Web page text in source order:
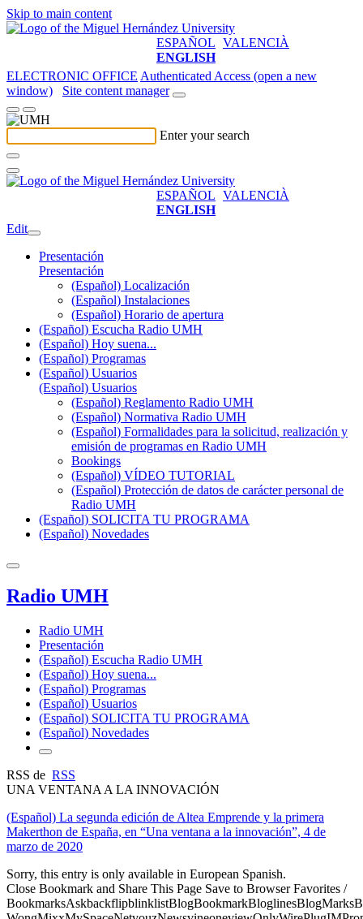
Skip to main content
ESPAÑOL VALENCIÀ
ENGLISH
ELECTRONIC OFFICE Authenticated Access (open a new
window)
Site content manager
Enter your search
ESPAÑOL VALENCIÀ
ENGLISH
Edit
Presentación
Presentación
(Español) Localización
(Español) Instalaciones
(Español) Horario de apertura
(Español) Escucha Radio UMH
(Español) Hoy suena...
(Español) Programas
(Español) Usuarios
(Español) Usuarios
(Español) Reglamento Radio UMH
(Español) Normativa Radio UMH
(Español) Formalidades para la solicitud, realización y
emisión de programas en Radio UMH
Bookings
(Español) VÍDEO TUTORIAL
(Español) Protección de datos de carácter personal de
Radio UMH
(Español) SOLICITA TU PROGRAMA
(Español) Novedades
Radio UMH
Radio UMH
Presentación
(Español) Escucha Radio UMH
(Español) Hoy suena...
(Español) Programas
(Español) Usuarios
(Español) SOLICITA TU PROGRAMA
(Español) Novedades
RSS de RSS
UNA VENTANA A LA INNOVACIÓN
(Español) La segunda edición de Altea Emprende y la primera
Makerthon de España, en “Una ventana a la innovación”, 4 de
marzo de 2020
Sorry, this entry is only available in European Spanish.
Close Bookmark and Share This Page Save to Browser Favorites /